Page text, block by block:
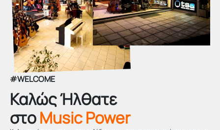
#WELCOME
Καλώς Ήλθατε
στoMusic Power